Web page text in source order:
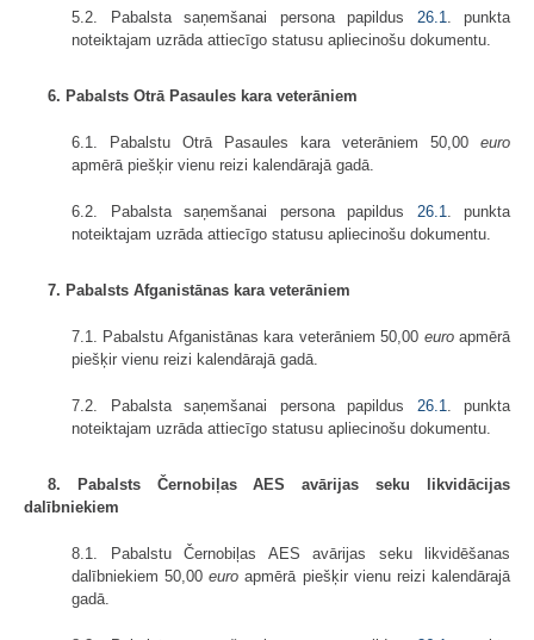
5.2. Pabalsta saņemšanai persona papildus 26.1. punkta
noteiktajam uzrāda attiecīgo statusu apliecinošu dokumentu.
6. Pabalsts Otrā Pasaules kara veterāniem
6.1. Pabalstu Otrā Pasaules kara veterāniem 50,00 euro
apmērā piešķir vienu reizi kalendārajā gadā.
6.2. Pabalsta saņemšanai persona papildus 26.1. punkta
noteiktajam uzrāda attiecīgo statusu apliecinošu dokumentu.
7. Pabalsts Afganistānas kara veterāniem
7.1. Pabalstu Afganistānas kara veterāniem 50,00 euroapmērā
piešķir vienu reizi kalendārajā gadā.
7.2. Pabalsta saņemšanai persona papildus 26.1. punkta
noteiktajam uzrāda attiecīgo statusu apliecinošu dokumentu.
8. Pabalsts Černobiļas AES avārijas seku likvidācijas
dalībniekiem
8.1. Pabalstu Černobiļas AES avārijas seku likvidēšanas
dalībniekiem 50,00euro apmērā piešķir vienu reizi kalendārajā
gadā.